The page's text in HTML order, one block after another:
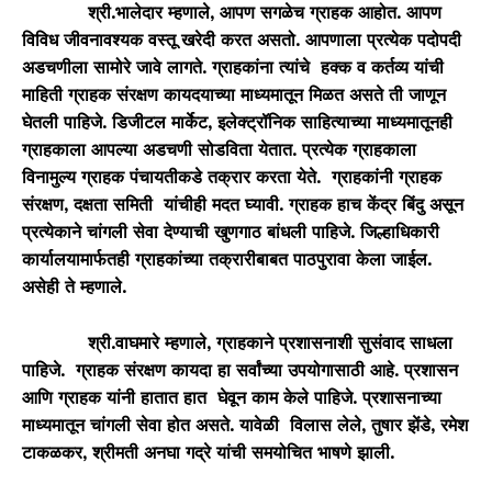
श्री.भालेदार म्हणाले, आपण सगळेच ग्राहक आहोत. आपण
विविध जीवनावश्यक वस्तू खरेदी करत असतो. आपणाला प्रत्येक पदोपदी
अडचणीला सामोरे जावे लागते. ग्राहकांना त्यांचे हक्क व कर्तव्य यांची
माहिती ग्राहक संरक्षण कायदयाच्या माध्यमातून मिळत असते ती जाणून
घेतली पाहिजे. डिजीटल मार्केट, इलेक्ट्रॉनिक साहित्याच्या माध्यमातूनही
ग्राहकाला आपल्या अडचणी सोडविता येतात. प्रत्येक ग्राहकाला
विनामुल्य ग्राहक पंचायतीकडे तक्रार करता येते. ग्राहकांनी ग्राहक
संरक्षण, दक्षता समिती यांचीही मदत घ्यावी. ग्राहक हाच केंद्र बिंदु असून
प्रत्येकाने चांगली सेवा देण्याची खुणगाठ बांधली पाहिजे. जिल्हाधिकारी
कार्यालयामार्फतही ग्राहकांच्या तक्रारीबाबत पाठपुरावा केला जाईल.
असेही ते म्हणाले.
श्री.वाघमारे म्हणाले, ग्राहकाने प्रशासनाशी सुसंवाद साधला
पाहिजे. ग्राहक संरक्षण कायदा हा सर्वांच्या उपयोगासाठी आहे. प्रशासन
आणि ग्राहक यांनी हातात हात घेवून काम केले पाहिजे. प्रशासनाच्या
माध्यमातून चांगली सेवा होत असते.यावेळी विलास लेले, तुषार झेंडे, रमेश
टाकळकर, श्रीमती अनघा गद्रे यांची समयोचित भाषणे झाली.